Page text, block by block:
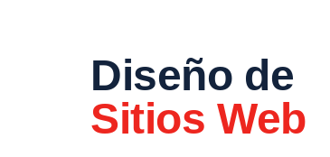
Diseño de
Sitios Web